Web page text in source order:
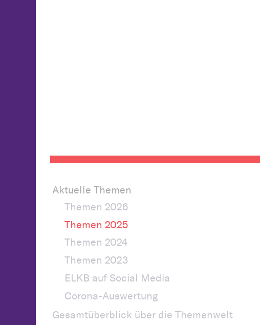
Aktuelle Themen
Themen 2026
Themen 2025
Themen 2024
Themen 2023
ELKB auf Social Media
Corona-Auswertung
Gesamtüberblick über die Themenwelt